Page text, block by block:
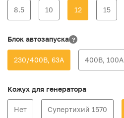
8.5 10 12 15
Блок автозапуска ?
230/400В, 63А 400В, 100А
Кожух для генератора
Нет Супертихий 1570